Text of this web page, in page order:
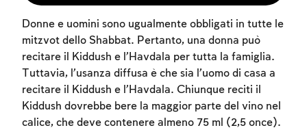
Donne e uomini sono ugualmente obbligati in tutte le
mitzvot dello Shabbat. Pertanto, una donna può
recitare il Kiddush e l’Havdala per tutta la famiglia.
Tuttavia, l’usanza diffusa è che sia l’uomo di casa a
recitare il Kiddush e l’Havdala. Chiunque reciti il
Kiddush dovrebbe bere la maggior parte del vino nel
calice, che deve contenere almeno 75 ml (2,5 once).